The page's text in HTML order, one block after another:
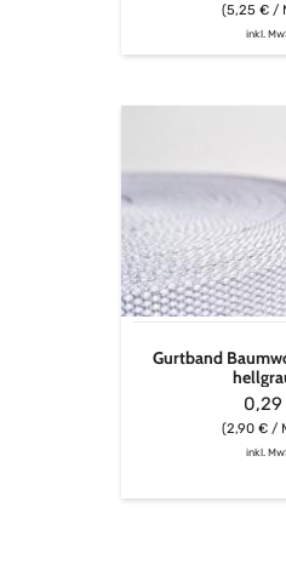
(5,25 € /
inkl.
25mm
hellgrau
Gurtband
(2,90 € /
inkl.